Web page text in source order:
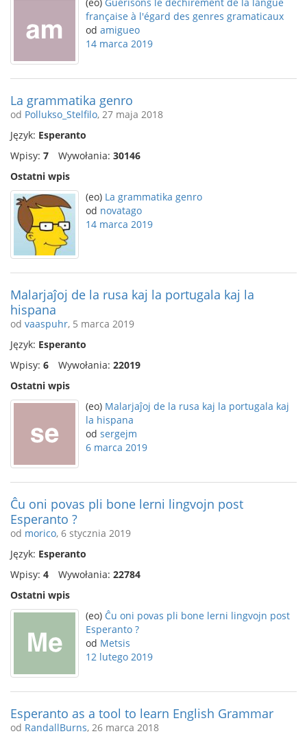
française à l'égard des genres gramaticaux
od amigueo
14 marca 2019
La grammatika genro
od Pollukso_Stelfilo, 27 maja 2018
Język: Esperanto
Wpisy: 7 Wywołania: 30146
Ostatni wpis
(eo) La grammatika genro
od novatago
14 marca 2019
Malarjaĵoj de la rusa kaj la portugala kaj la
hispana
od vaaspuhr, 5 marca 2019
Język: Esperanto
Wpisy: 6 Wywołania: 22019
Ostatni wpis
(eo) Malarjaĵoj de la rusa kaj la portugala kaj
la hispana
od sergejm
6 marca 2019
Ĉu oni povas pli bone lerni lingvojn post
Esperanto ?
od morico, 6 stycznia 2019
Język: Esperanto
Wpisy: 4 Wywołania: 22784
Ostatni wpis
(eo) Ĉu oni povas pli bone lerni lingvojn post
Esperanto ?
od Metsis
12 lutego 2019
Esperanto as a tool to learn English Grammar
od RandallBurns, 26 marca 2018